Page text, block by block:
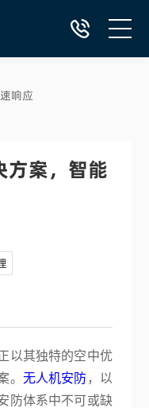
响应
方案，智能
以其独特的空中优
。 无人机安防 ，以
防体系中不可或缺